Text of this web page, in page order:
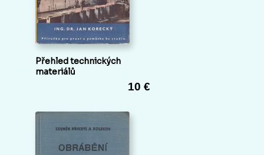
Přehled technických
materiálů
10 €